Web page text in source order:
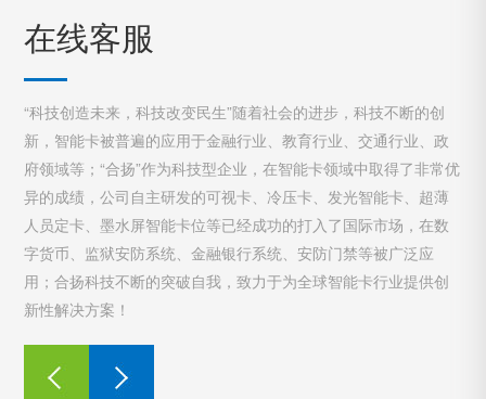
在线客服
“科技创造未来，科技改变民生”随着社会的进步，科技不断的创
新，智能卡被普遍的应用于金融行业、教育行业、交通行业、政
府领域等；“合扬”作为科技型企业，在智能卡领域中取得了非常优
异的成绩，公司自主研发的可视卡、冷压卡、发光智能卡、超薄
人员定卡、墨水屏智能卡位等已经成功的打入了国际市场，在数
字货币、监狱安防系统、金融银行系统、安防门禁等被广泛应
用；合扬科技不断的突破自我，致力于为全球智能卡行业提供创
新性解决方案！